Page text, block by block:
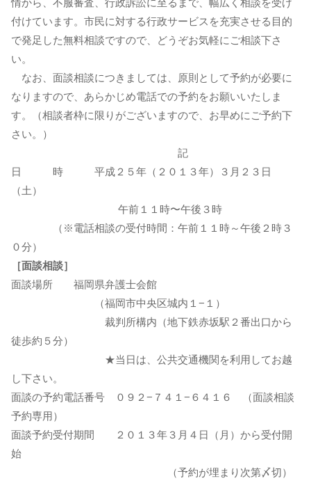
付けています。市民に対する行政サービスを充実させる目的
で発足した無料相談ですので、どうぞお気軽にご相談下さ
い。
なお、面談相談につきましては、原則として予約が必要に
なりますので、あらかじめ電話での予約をお願いいたしま
す。（相談者枠に限りがございますので、お早めにご予約下
さい。）
記
日 時 平成２５年（２０１３年）３月２３日
（土）
午前１１時〜午後３時
（※電話相談の受付時間：午前１１時～午後２時３
０分）
［面談相談］
面談場所 福岡県弁護士会館
（福岡市中央区城内１−１）
裁判所構内（地下鉄赤坂駅２番出口から
徒歩約５分）
★当日は、公共交通機関を利用してお越
し下さい。
面談の予約電話番号 ０９２−７４１−６４１６ （面談相談
予約専用）
面談予約受付期間 ２０１３年３月４日（月）から受付開
始
（予約が埋まり次第〆切）